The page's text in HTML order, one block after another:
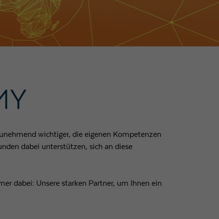
wichtiger, die eigenen Kompetenzen
dabei unterstützen, sich an diese
dabei: Unsere starken Partner, um Ihnen ein